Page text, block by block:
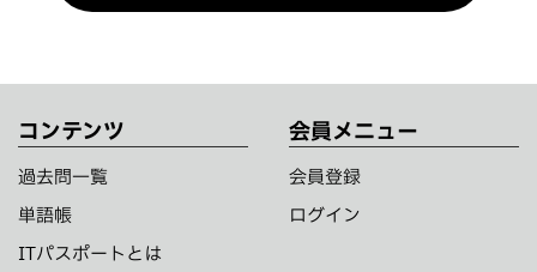
コンテンツ
過去問一覧
単語帳
ITパスポートとは
会員メニュー
会員登録
ログイン